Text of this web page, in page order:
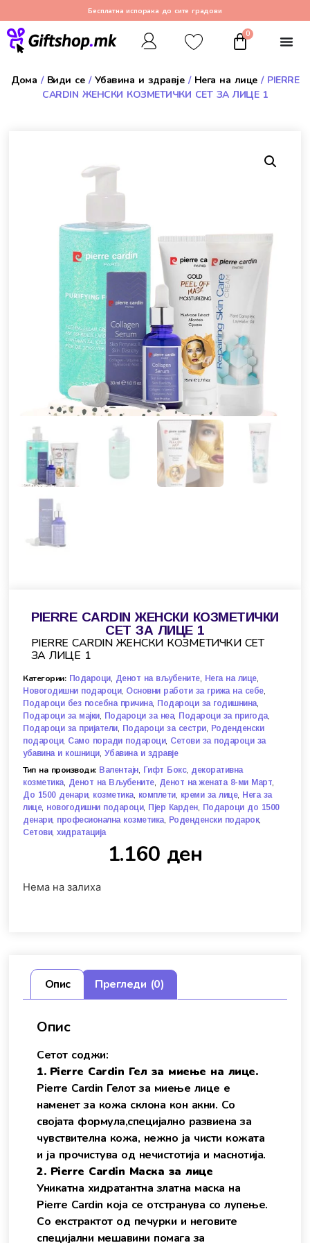
Бесплатна испорака до сите градови
0
Дома / Види се/ Убавина и здравје/ Нега на лице/ PIERRE
CARDIN ЖЕНСКИ КОЗМЕТИЧКИ СЕТ ЗА ЛИЦЕ 1
PIERRE CARDIN ЖЕНСКИ КОЗМЕТИЧКИ
СЕТ ЗА ЛИЦЕ 1
PIERRE CARDIN ЖЕНСКИ КОЗМЕТИЧКИ СЕТ
ЗА ЛИЦЕ 1
Категории: Подароци, Денот на вљубените, Нега на лице,
Новогодишни подароци, Основни работи за грижа на себе,
Подароци без посебна причина, Подароци за годишнина,
Подароци за мајки, Подароци за неа, Подароци за пригода,
Подароци за пријатели, Подароци за сестри, Роденденски
подароци, Само поради подароци, Сетови за подароци за
убавина и кошници, Убавина и здравје
Тип на производи: Валентајн, Гифт Бокс, декоративна
козметика, Денот на Вљубените, Денот на жената 8-ми Март,
До 1500 денари, козметика, комплети, креми за лице, Нега за
лице, новогодишни подароци, Пјер Карден, Подароци до 1500
денари, професионална козметика, Роденденски подарок,
Сетови,хидратација
1.160 ден
Нема на залиха
Опис Прегледи (0)
Опис
Сетот соджи:
1. Pierre Cardin Гел за миење на лице.
Pierre Cardin Гелот за миење лице е
наменет за кожа склона кон акни. Со
својата формула,специјално развиена за
чувствителна кожа, нежно ја чисти кожата
и ја прочистува од нечистотија и маснотија.
2. Pierre Cardin Маска за лице
Уникатна хидратантна златна маска на
Pierre Cardin која се отстранува со лупење.
Сo екстрактот од печурки и неговите
специјални мешавини помага за